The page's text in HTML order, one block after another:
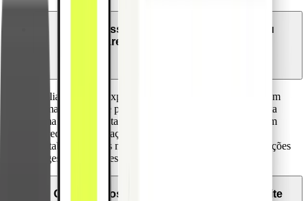
Como posso integrar a Pliant com o meu
software de gestão/ contabilidade?
A Pliant fornece exportações flexíveis de documentos em
formato CSV, que podem ser importados para uma vasta
gama de ferramentas de gestão e contabilidade. Também
oferecemos integrações customizadas para os sistemas
contabilísticos dos nossos clientes, bem como para soluções
de gestão de despesas.
O que são os cartões de crédito Visa Infinite